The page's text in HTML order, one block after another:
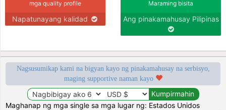
mga quality profile
Napatunayang kalidad
Maraming bisita
Ang pinakamahusay Pilipinas
Nagsusumikap kami na bigyan kayo ng pinakamahusay na serbisyo,
maging supportive naman kayo
Maghanap ng mga single sa mga lugar ng: Estados Unidos